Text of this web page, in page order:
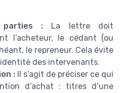
parties : La lettre doit
l’acheteur, le cédant (ou
le repreneur. Cela évite
des intervenants.
: Il s’agit de préciser ce qui
d’achat : titres d’une